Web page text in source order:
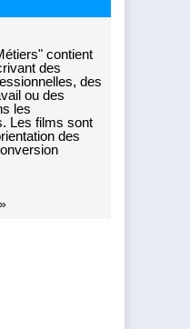
contient
des
des
ou des
les
Les films sont
des